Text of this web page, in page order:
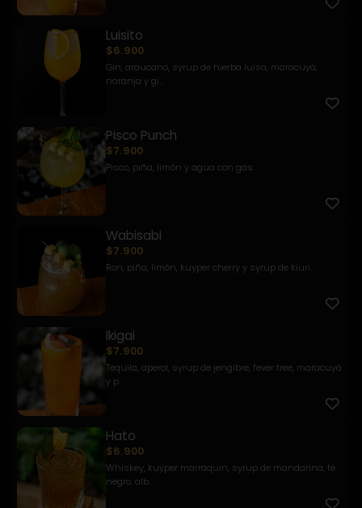
Luisito
$6.900
Gin, araucano, syrup de hierba luisa, maracuyá,
naranja y gi...
Pisco Punch
$7.900
Pisco, piña, limón y agua con gas.
Wabisabi
$7.900
Ron, piña, limón, kuyper cherry y syrup de kiuri.
Ikigai
$7.900
Tequila, aperol, syrup de jengibre, fever tree, maracuyá
y p...
Hato
$6.900
Whiskey, kuyper marraquin, syrup de mandarina, té
negro, alb...